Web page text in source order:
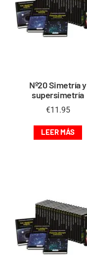
Nº20 Simetría y
supersimetría
€11.95
LEER MÁS